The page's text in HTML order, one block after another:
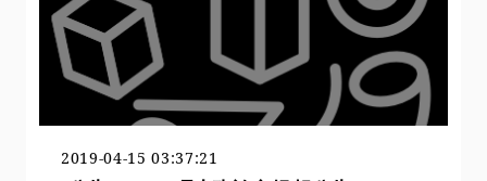
2019-04-15 03:37:21